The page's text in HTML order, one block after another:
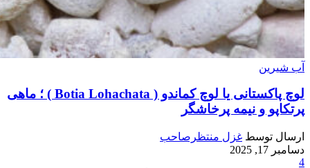
آب شیرین
لوچ پاکستانی یا لوچ کماندو ( Botia Lohachata ) ؛ ماهی
پرتکاپو و نیمه پرخاشگر
ارسال توسط غزل منتظرصاحب
دسامبر 17, 2025
4